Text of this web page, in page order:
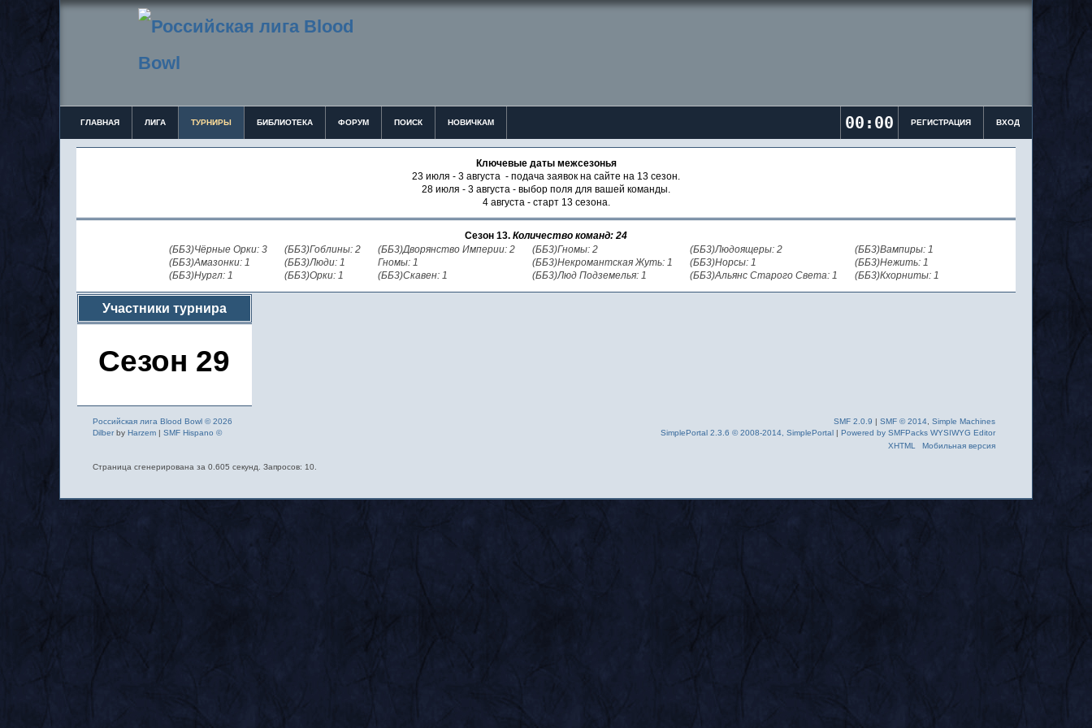
ГЛАВНАЯ ЛИГА ТУРНИРЫ БИБЛИОТЕКА ФОРУМ ПОИСК НОВИЧКАМ 00:00 РЕГИСТРАЦИЯ ВХОД
Ключевые даты межсезонья
23 июля - 3 августа - подача заявок на сайте на 13 сезон.
28 июля - 3 августа - выбор поля для вашей команды.
4 августа - старт 13 сезона.
Сезон 13. Количество команд: 24
(ББ3)Чёрные Орки: 3
(ББ3)Амазонки: 1
(ББ3)Нургл: 1
(ББ3)Гоблины: 2
(ББ3)Люди: 1
(ББ3)Орки: 1
(ББ3)Дворянство Империи: 2
Гномы: 1
(ББ3)Скавен: 1
(ББ3)Гномы: 2
(ББ3)Некромантская Жуть: 1
(ББ3)Люд Подземелья: 1
(ББ3)Людоящеры: 2
(ББ3)Норсы: 1
(ББ3)Альянс Старого Света: 1
(ББ3)Вампиры: 1
(ББ3)Нежить: 1
(ББ3)Кхорниты: 1
Участники турнира
Сезон 29
SMF 2.0.9 |SMF © 2014 ,Simple Machines
SimplePortal 2.3.6 © 2008-2014, SimplePortal |Powered by SMFPacks WYSIWYG Editor
XHTML
Мобильная версия
Российская лига Blood Bowl © 2026
Dilberby Harzem| SMF Hispano ©
Страница сгенерирована за 0.605 секунд. Запросов: 10.